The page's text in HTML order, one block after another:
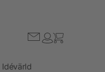
Idévärld